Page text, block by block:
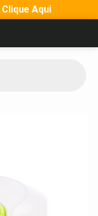
Clique Aqui